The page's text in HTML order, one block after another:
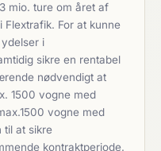
mio. ture om året af
For at kunne
i
sikre en rentabel
nødvendigt at
1500 vogne med
vogne med
til at sikre
kontraktperiode.